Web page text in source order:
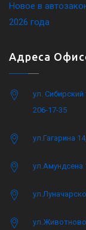
Новое в
2026 года
Адреса
ул.
206-17-35
ул.Гагарина
ул.Амундсена